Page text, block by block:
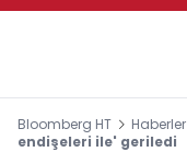
Bloomberg HT Haberler
endişeleri ile' geriledi